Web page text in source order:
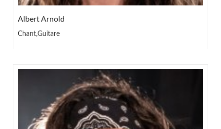
Albert Arnold
Chant,Guitare